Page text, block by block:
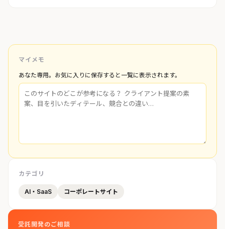
マイメモ
あなた専用。お気に入りに保存すると一覧に表示されます。
カテゴリ
AI・SaaS コーポレートサイト
受託開発のご相談